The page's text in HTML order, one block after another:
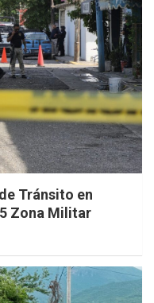
Tránsito en
Zona Militar